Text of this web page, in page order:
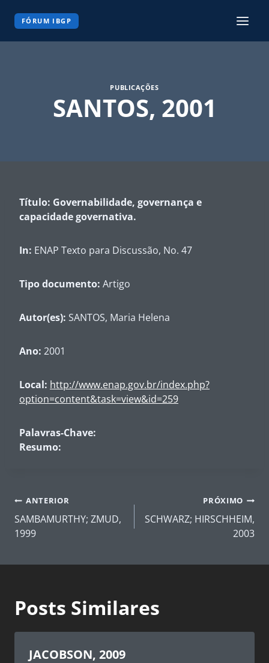
FÓRUM IBGP
PUBLICAÇÕES
SANTOS, 2001
Título: Governabilidade, governança e
capacidade governativa.
In: ENAP Texto para Discussão, No. 47
Tipo documento: Artigo
Autor(es): SANTOS, Maria Helena
Ano: 2001
Local: http://www.enap.gov.br/index.php?
option=content&task=view&id=259
Palavras-Chave:
Resumo:
Navegação
de
Post
ANTERIOR
SAMBAMURTHY; ZMUD,
1999
PRÓXIMO
SCHWARZ; HIRSCHHEIM,
2003
Posts Similares
JACOBSON, 2009